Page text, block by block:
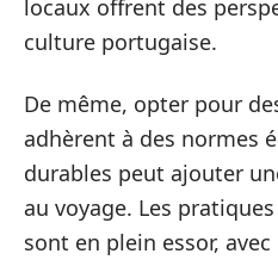
locaux offrent des
culture portugaise.
De même, opter pour
adhèrent à des normes
durables peut ajouter
au voyage. Les
sont en plein essor,